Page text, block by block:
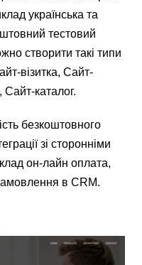
українська та
тестовий
створити такі типи
візитка, Сайт-
каталог.
безкоштовного
зі сторонніми
он-лайн оплата,
в CRM.